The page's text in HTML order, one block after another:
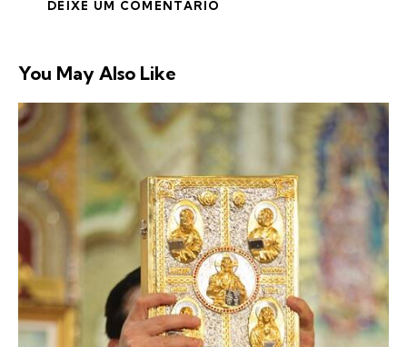
You May Also Like